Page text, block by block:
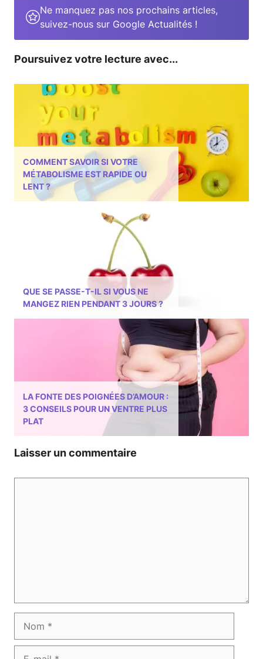
Ne manquez pas nos prochains articles,
suivez-nous sur Google Actualités !
COMMENT SAVOIR SI VOTRE
MÉTABOLISME EST RAPIDE OU
LENT ?
QUE SE PASSE-T-IL SI VOUS NE
MANGEZ RIEN PENDANT 3 JOURS ?
LA FONTE DES POIGNÉES D’AMOUR :
3 CONSEILS POUR UN VENTRE PLUS
PLAT
Poursuivez votre lecture avec...
Laisser un commentaire